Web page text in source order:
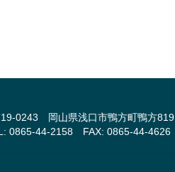
0243 岡山県浅口市鴨方町鴨方819
0865-44-2158 FAX: 0865-44-4626